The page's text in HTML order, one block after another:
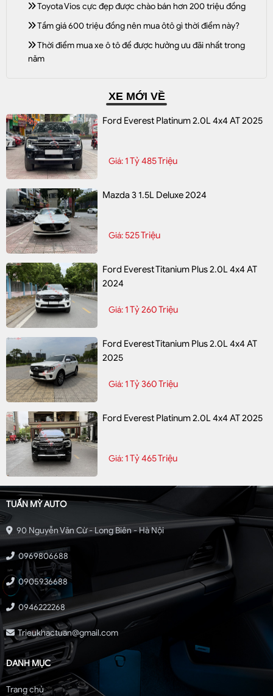
Toyota Vios cực đẹp được chào bán hơn 200 triệu đồng
Tầm giá 600 triệu đồng nên mua ôtô gì thời điểm này?
Thời điểm mua xe ô tô để được hưởng ưu đãi nhất trong
năm
XE MỚI VỀ
Ford Everest Platinum 2.0L 4x4 AT 2025
Giá: 1 Tỷ 485 Triệu
Mazda 3 1.5L Deluxe 2024
Giá:525 Triệu
Ford Everest Titanium Plus 2.0L 4x4 AT
2024
Giá: 1 Tỷ 260 Triệu
Ford Everest Titanium Plus 2.0L 4x4 AT
2025
Giá: 1 Tỷ 360 Triệu
Ford Everest Platinum 2.0L 4x4 AT 2025
Giá: 1 Tỷ 465 Triệu
DANH MỤC
Trang chủ
TUẤN MỲ AUTO
90 Nguyễn Văn Cừ - Long Biên - Hà Nội
0969806688
0905936688
0946222268
Trieukhactuan@gmail.com